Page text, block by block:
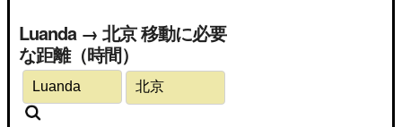
Luanda → 北京 移動に必要
な距離（時間）